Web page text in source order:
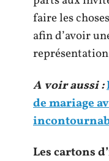
faire les
afin d’avoir
A voir aussi :
de mariage
Les cartons